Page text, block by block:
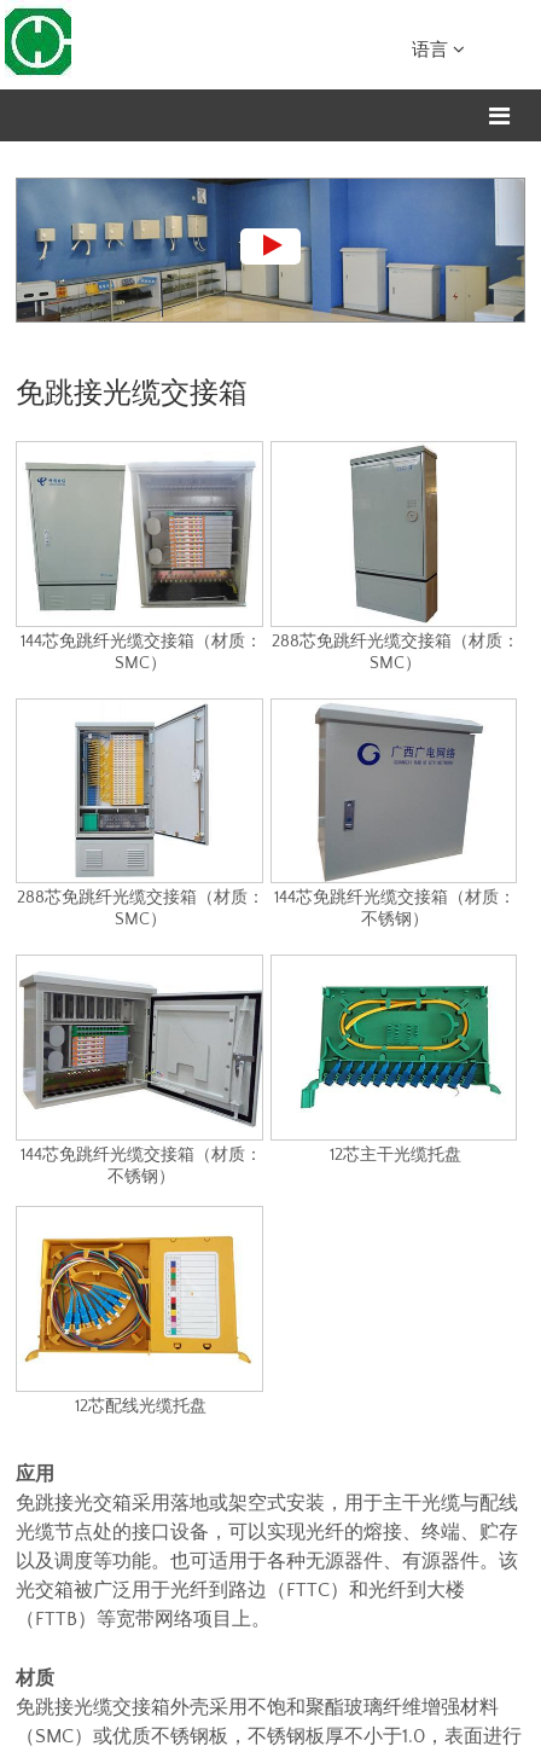
语言
免跳接光缆交接箱
144芯免跳纤光缆交接箱（材质：
SMC）
288芯免跳纤光缆交接箱（材质：
SMC）
288芯免跳纤光缆交接箱（材质：
SMC）
144芯免跳纤光缆交接箱（材质：
不锈钢）
144芯免跳纤光缆交接箱（材质：
不锈钢）
12芯主干光缆托盘
12芯配线光缆托盘
应用
免跳接光交箱采用落地或架空式安装，用于主干光缆与配线
光缆节点处的接口设备，可以实现光纤的熔接、终端、贮存
以及调度等功能。也可适用于各种无源器件、有源器件。该
光交箱被广泛用于光纤到路边（FTTC）和光纤到大楼
（FTTB）等宽带网络项目上。
材质
免跳接光缆交接箱外壳采用不饱和聚酯玻璃纤维增强材料
（SMC）或优质不锈钢板，不锈钢板厚不小于1.0，表面进行